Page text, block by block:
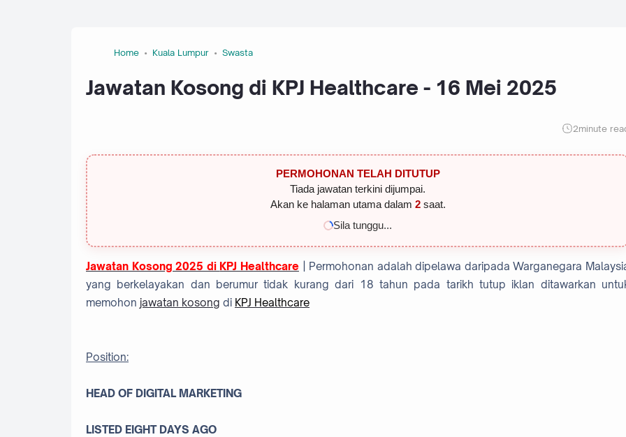
Home Kuala Lumpur Swasta
Jawatan Kosong di KPJ Healthcare - 16 Mei 2025
2minute
PERMOHONAN TELAH DITUTUP
Tiada jawatan terkini dijumpai.
Akan ke halaman utama dalam 1saat.
Sila tunggu...
Jawatan Kosong 2025 di KPJ Healthcare
| Permohonan adalah dipelawa daripada Warganegara
yang berkelayakan dan berumur tidak kurang dari 18 tahun pada tarikh tutup iklan ditawarkan
memohon jawatan kosong di KPJ Healthcare
Position:
HEAD OF DIGITAL MARKETING
LISTED EIGHT DAYS AGO